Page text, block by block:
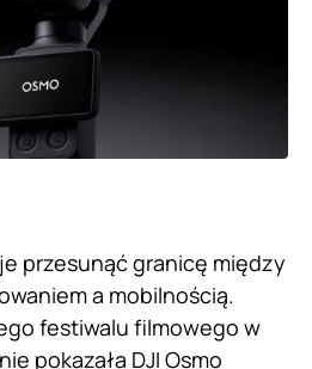
przesunąć granicę między
a mobilnością.
festiwalu filmowego w
pokazała DJI Osmo